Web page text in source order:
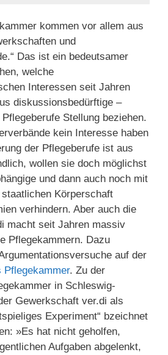
kommen vor allem aus
und
Das ist ein bedeutsamer
welche
Interessen seit Jahren
diskussionsbedürftige –
Stellung beziehen.
kein Interesse haben
der Pflegeberufe ist aus
wollen sie doch möglichst
und dann auch noch mit
Körperschaft
verhindern. Aber auch die
macht seit Jahren massiv
Pflegekammern. Dazu
auf der
Pflegekammer. Zu der
in Schleswig-
Gewerkschaft ver.di als
Experiment“ bzeichnet
»Es hat nicht geholfen,
Aufgaben abgelenkt,